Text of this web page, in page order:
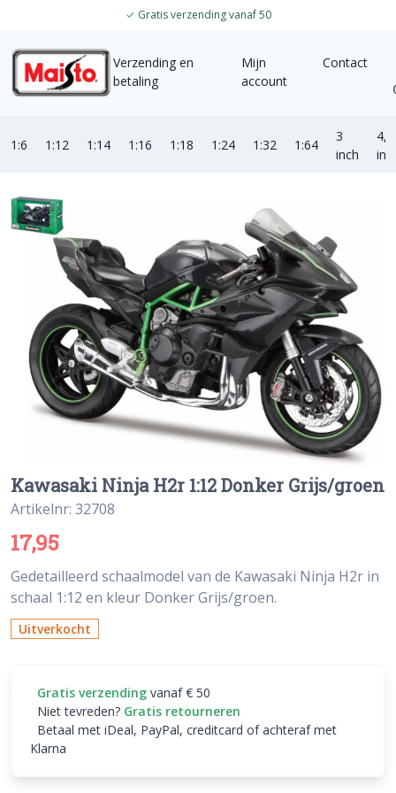
✓ Gratis verzending vanaf 50
Verzending en
betaling
Mijn
account
Contact
1:6 1:12 1:14 1:16 1:18 1:24 1:32 1:64
3
inch
4,5
Kawasaki Ninja H2r 1:12 Donker Grijs/groen
Artikelnr: 32708
17,95
Gedetailleerd schaalmodel van de Kawasaki Ninja H2r in
schaal 1:12 en kleur Donker Grijs/groen.
Uitverkocht
Gratis verzending vanaf € 50
Niet tevreden? Gratis retourneren
Betaal met iDeal, PayPal, creditcard of achteraf met
Klarna